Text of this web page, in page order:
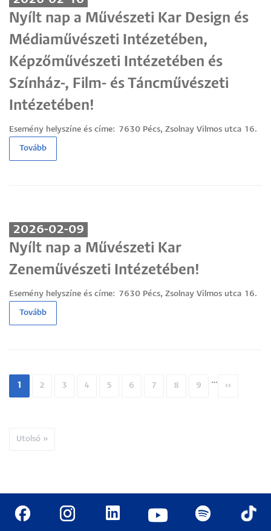
Nyílt nap a Művészeti Kar Design és
Médiaművészeti Intézetében,
Képzőművészeti Intézetében és
Színház-, Film- és Táncművészeti
Intézetében!
Esemény helyszíne és címe: 7630 Pécs, Zsolnay Vilmos utca 16.
Tovább
2026-02-09
Nyílt nap a Művészeti Kar
Zeneművészeti Intézetében!
Esemény helyszíne és címe: 7630 Pécs, Zsolnay Vilmos utca 16.
Tovább
Oldalszámozás
Jelenlegi
oldal
1 Oldal
2 Oldal
3 Oldal
4 Oldal
5 Oldal
6 Oldal
7 Oldal
8 Oldal
9
…
Következő
››
Utolsó
Utolsó »